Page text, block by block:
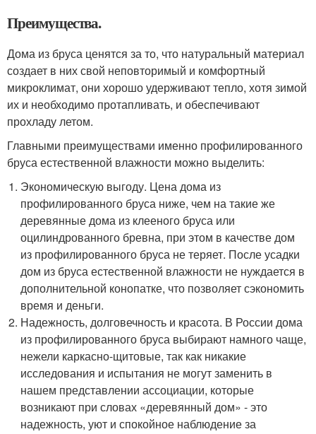
Преимущества.
Дома из бруса ценятся за то, что натуральный материал
создает в них свой неповторимый и комфортный
микроклимат, они хорошо удерживают тепло, хотя зимой
их и необходимо протапливать, и обеспечивают
прохладу летом.
Главными преимуществами именно профилированного
бруса естественной влажности можно выделить:
Экономическую выгоду. Цена дома из
профилированного бруса ниже, чем на такие же
деревянные дома из клееного бруса или
оцилиндрованного бревна, при этом в качестве дом
из профилированного бруса не теряет. После усадки
дом из бруса естественной влажности не нуждается в
дополнительной конопатке, что позволяет сэкономить
время и деньги.
Надежность, долговечность и красота. В России дома
из профилированного бруса выбирают намного чаще,
нежели каркасно-щитовые, так как никакие
исследования и испытания не могут заменить в
нашем представлении ассоциации, которые
возникают при словах «деревянный дом» - это
надежность, уют и спокойное наблюдение за